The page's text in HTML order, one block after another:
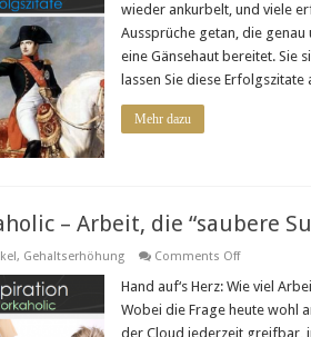
wieder ankurbelt, und viele
Aussprüche getan, die genau
eine Gänsehaut bereitet. Sie
lassen Sie diese
Mehr dazu
– Arbeit, die “saubere
, Gehaltserhöhung Comments Offon
–
die
“saubere
Hand auf‘s Herz: Wie viel
Wobei die Frage heute wohl
der Cloud jederzeit greifbar,